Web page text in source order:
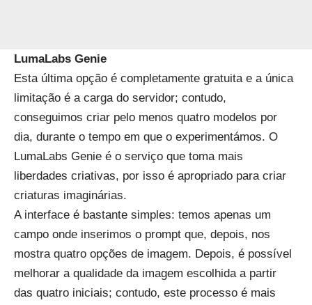
LumaLabs Genie
Esta última opção é completamente gratuita e a única
limitação é a carga do servidor; contudo,
conseguimos criar pelo menos quatro modelos por
dia, durante o tempo em que o experimentámos. O
LumaLabs Genie é o serviço que toma mais
liberdades criativas, por isso é apropriado para criar
criaturas imaginárias.
A interface é bastante simples: temos apenas um
campo onde inserimos o prompt que, depois, nos
mostra quatro opções de imagem. Depois, é possível
melhorar a qualidade da imagem escolhida a partir
das quatro iniciais; contudo, este processo é mais